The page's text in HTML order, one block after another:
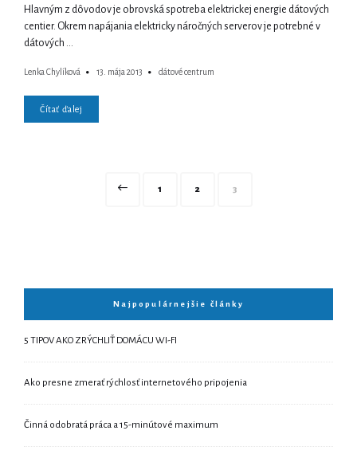
Hlavným z dôvodov je obrovská spotreba elektrickej energie dátových
centier. Okrem napájania elektricky náročných serverov je potrebné v
dátových …
Lenka Chylíková 13. mája 2013 dátové centrum
Čítať ďalej
Page
1 Page
2 Page
3
Najpopulárnejšie články
5 TIPOV AKO ZRÝCHLIŤ DOMÁCU WI-FI
Ako presne zmerať rýchlosť internetového pripojenia
Činná odobratá práca a 15-minútové maximum